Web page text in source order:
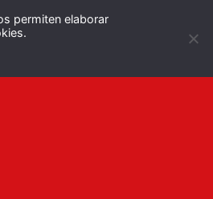
permiten elaborar
Español English